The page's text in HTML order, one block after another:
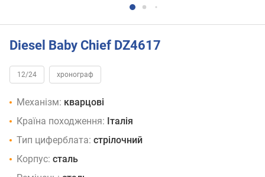
Diesel Baby Chief DZ4617
12/24 хронограф
Механізм: кварцові
Країна походження: Італія
Тип циферблата: стрілочний
Корпус: сталь